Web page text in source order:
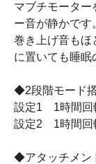
マブチモーター
ー音が静かです
巻き上げ音もほ
に置いても睡眠
◆2段階モード
設定1 1時間回
設定2 1時間回
◆アタッチメン